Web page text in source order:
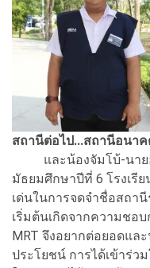
สถานีต่อไป...สถานีอนา
และน้องจัมโบ้-นายอ
มัธยมศึกษาปีที่ 6 โรงเรี
เด่นในการจดจำชื่อสถา
เริ่มต้นเกิดจากความชอ
MRT จึงอยากต่อยอดแล
ประโยชน์ การได้เข้าร่ว